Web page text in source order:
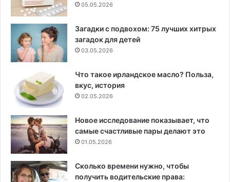
05.05.2026
Загадки с подвохом: 75 лучших хитрых
загадок для детей
03.05.2026
Что такое ирландское масло? Польза,
вкус, история
02.05.2026
Новое исследование показывает, что
самые счастливые пары делают это
01.05.2026
Сколько времени нужно, чтобы
получить водительские права: